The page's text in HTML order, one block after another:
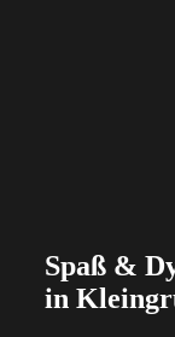
Spaß &
in